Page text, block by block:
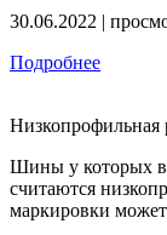
30.06.2022 |
Подробнее
Шины у которых
считаются
маркировки может